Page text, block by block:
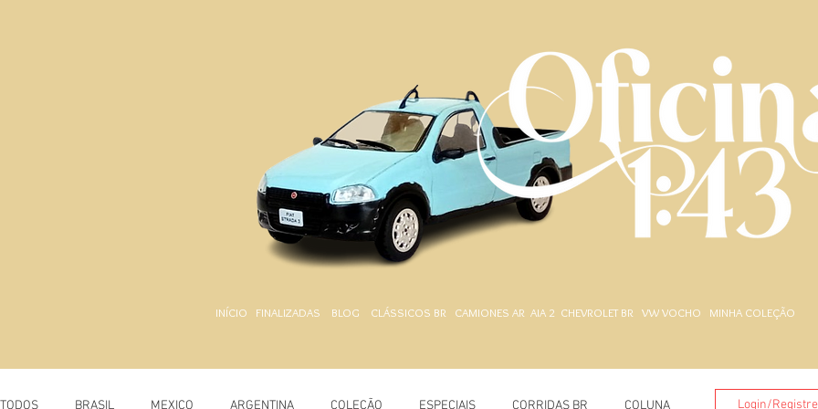
.
INÍCIO FINALIZADAS BLOG CLÁSSICOS BR CAMIONES AR AIA 2 CHEVROLET BR VW VOCHO MINHA COLEÇÃO
TODOS BRASIL MEXICO ARGENTINA COLEÇÃO ESPECIAIS CORRIDAS BR COLUNA Login/